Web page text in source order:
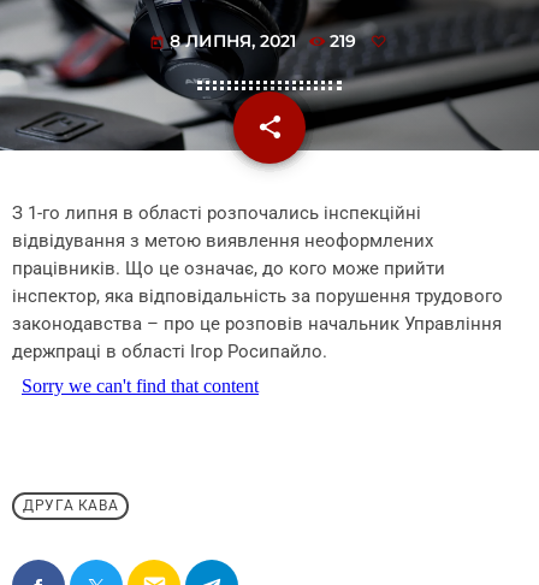
today 8 ЛИПНЯ, 2021 219
share
email
З 1-го липня в області розпочались інспекційні
відвідування з метою виявлення неоформлених
працівників. Що це означає, до кого може прийти
інспектор, яка відповідальність за порушення трудового
законодавства – про це розповів начальник Управління
держпраці в області Ігор Росипайло.
ДРУГА КАВА